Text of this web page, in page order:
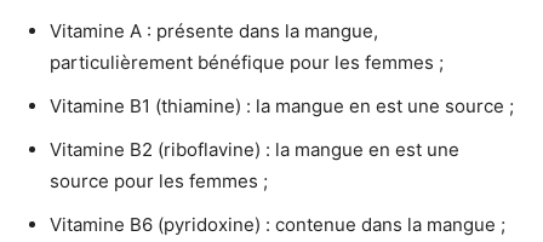
Vitamine A : présente dans la mangue,
particulièrement bénéfique pour les femmes ;
Vitamine B1 (thiamine) : la mangue en est une source ;
Vitamine B2 (riboflavine) : la mangue en est une
source pour les femmes ;
Vitamine B6 (pyridoxine) : contenue dans la mangue ;